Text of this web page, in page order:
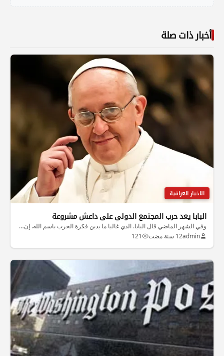
أخبار ذات صلة
الاخبار العراقية
البابا يعد حرب المجتمع الدولي على داعش مشروعة
وفي الشهر الماضي قال البابا. الذي غالبا ما يدين فكرة الحرب باسم الله. إن…
admin12 سنة مضت 121